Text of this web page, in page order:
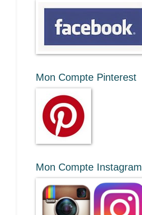
Mon Compte Pinterest
Mon Compte Instagram